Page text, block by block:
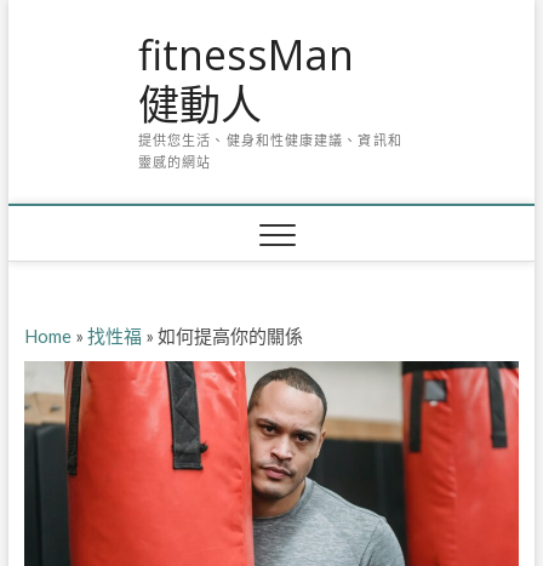
fitnessMan
健動人
提供您生活、健身和性健康建議、資訊和
靈感的網站
Home» 找性福 » 如何提高你的關係